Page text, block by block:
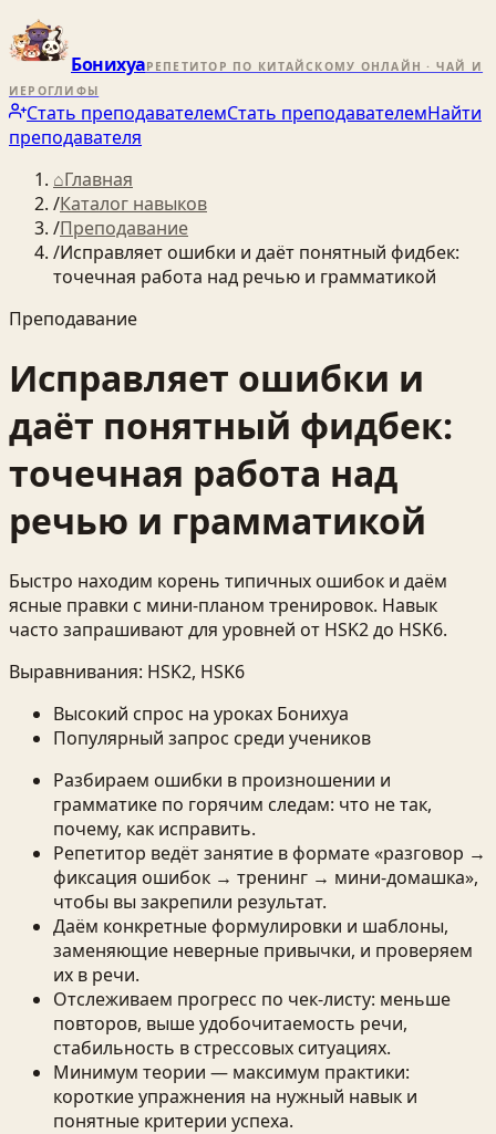
БонихуаРЕПЕТИТОР ПО КИТАЙСКОМУ ОНЛАЙН · ЧАЙ И
ИЕРОГЛИФЫ
Стать преподавателемСтать преподавателемНайти
преподавателя
⌂Главная
/Каталог навыков
/Преподавание
/Исправляет ошибки и даёт понятный фидбек:
точечная работа над речью и грамматикой
Преподавание
Исправляет ошибки и
даёт понятный фидбек:
точечная работа над
речью и грамматикой
Быстро находим корень типичных ошибок и даём
ясные правки с мини‑планом тренировок. Навык
часто запрашивают для уровней от HSK2 до HSK6.
Выравнивания: HSK2, HSK6
Высокий спрос на уроках Бонихуа
Популярный запрос среди учеников
Разбираем ошибки в произношении и
грамматике по горячим следам: что не так,
почему, как исправить.
Репетитор ведёт занятие в формате «разговор →
фиксация ошибок → тренинг → мини‑домашка»,
чтобы вы закрепили результат.
Даём конкретные формулировки и шаблоны,
заменяющие неверные привычки, и проверяем
их в речи.
Отслеживаем прогресс по чек‑листу: меньше
повторов, выше удобочитаемость речи,
стабильность в стрессовых ситуациях.
Минимум теории — максимум практики:
короткие упражнения на нужный навык и
понятные критерии успеха.